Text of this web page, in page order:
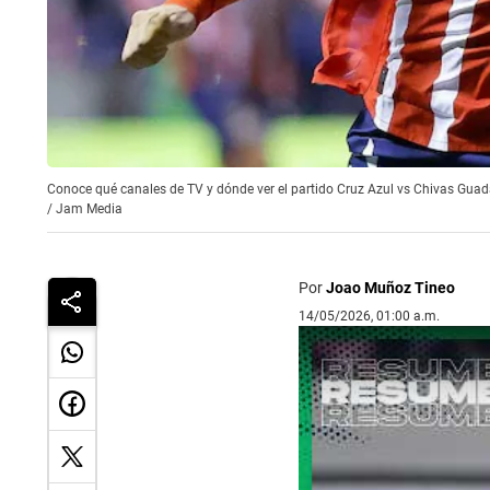
Conoce qué canales de TV y dónde ver el partido Cruz Azul vs Chivas
/ Jam Media
PorJoao Muñoz Tineo
14/05/2026, 01:00 a.m.